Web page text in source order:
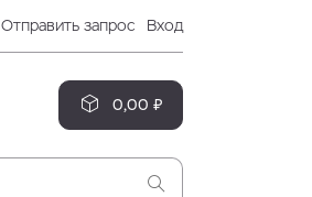
Отправить запрос Вход
0,00 ₽